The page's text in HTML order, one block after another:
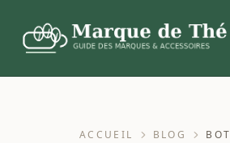
ACCUEIL BLOG